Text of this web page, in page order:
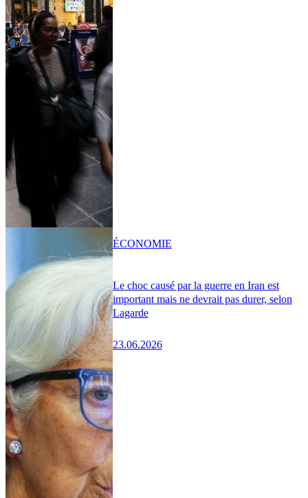
Le choc causé par la guerre en Iran est
important mais ne devrait pas durer, selon
Lagarde
23.06.2026
ÉCONOMIE